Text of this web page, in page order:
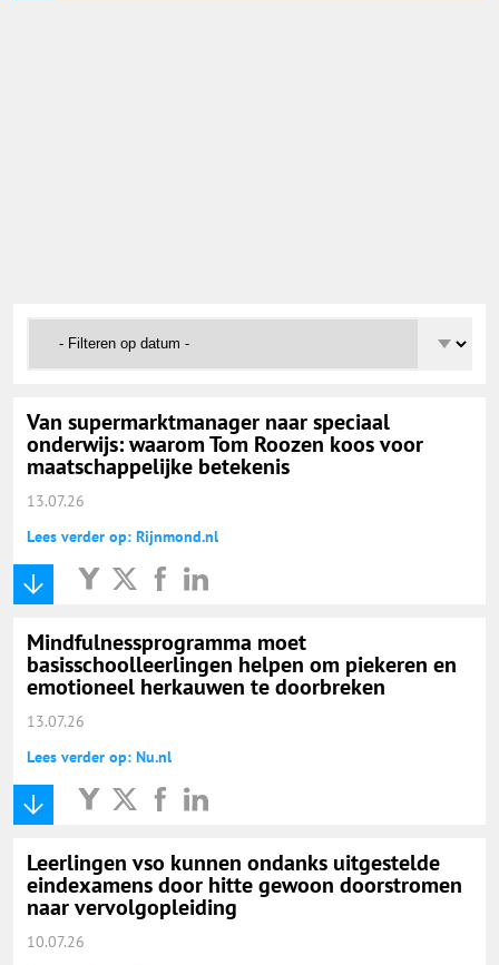
Vacaturewijzer Basisonderwijs
Van supermarktmanager naar speciaal
onderwijs: waarom Tom Roozen koos voor
maatschappelijke betekenis
13.07.26
Lees verder op: Rijnmond.nl
Mindfulnessprogramma moet
basisschoolleerlingen helpen om piekeren en
emotioneel herkauwen te doorbreken
13.07.26
Lees verder op: Nu.nl
Leerlingen vso kunnen ondanks uitgestelde
eindexamens door hitte gewoon doorstromen
naar vervolgopleiding
10.07.26